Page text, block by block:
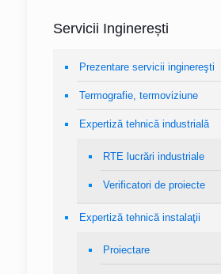
Servicii Inginerești
Prezentare servicii inginereşti
Termografie, termoviziune
Expertiză tehnică industrială
RTE lucrări industriale
Verificatori de proiecte
Expertiză tehnică instalaţii
Proiectare